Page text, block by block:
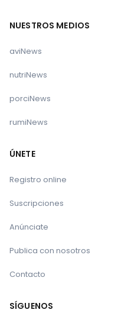
NUESTROS MEDIOS
aviNews
nutriNews
porciNews
rumiNews
ÚNETE
Registro online
Suscripciones
Anúnciate
Publica con nosotros
Contacto
SÍGUENOS